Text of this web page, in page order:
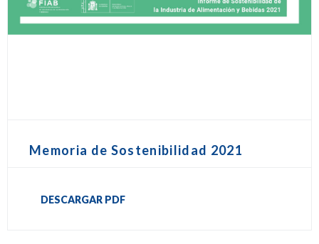
Memoria de Sostenibilidad 2021
DESCARGAR PDF